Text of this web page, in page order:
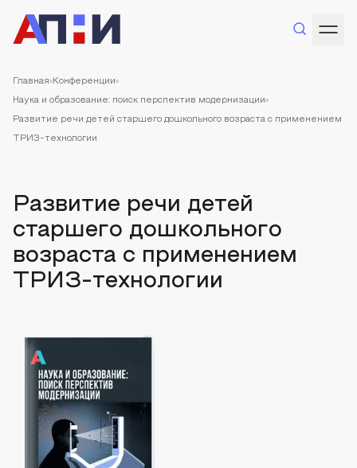
Главная Конференции
Наука и образование: поиск перспектив модернизации
Развитие речи детей старшего дошкольного возраста с применением
ТРИЗ-технологии
Развитие речи детей
старшего дошкольного
возраста с применением
ТРИЗ-технологии